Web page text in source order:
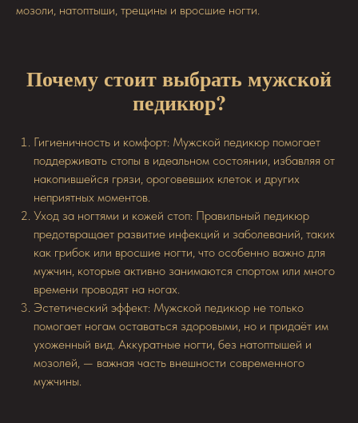
мозоли, натоптыши, трещины и вросшие ногти.
Почему стоит выбрать мужской
педикюр?
Гигиеничность и комфорт: Мужской педикюр помогает
поддерживать стопы в идеальном состоянии, избавляя от
накопившейся грязи, ороговевших клеток и других
неприятных моментов.
Уход за ногтями и кожей стоп: Правильный педикюр
предотвращает развитие инфекций и заболеваний, таких
как грибок или вросшие ногти, что особенно важно для
мужчин, которые активно занимаются спортом или много
времени проводят на ногах.
Эстетический эффект: Мужской педикюр не только
помогает ногам оставаться здоровыми, но и придаёт им
ухоженный вид. Аккуратные ногти, без натоптышей и
мозолей, — важная часть внешности современного
мужчины.